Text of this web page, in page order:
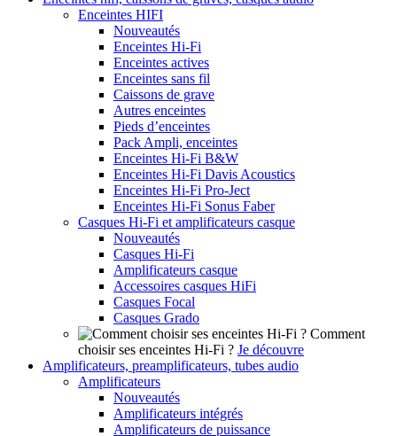
Enceintes HIFI
Nouveautés
Enceintes Hi-Fi
Enceintes actives
Enceintes sans fil
Caissons de grave
Autres enceintes
Pieds d’enceintes
Pack Ampli, enceintes
Enceintes Hi-Fi B&W
Enceintes Hi-Fi Davis Acoustics
Enceintes Hi-Fi Pro-Ject
Enceintes Hi-Fi Sonus Faber
Casques Hi-Fi et amplificateurs casque
Nouveautés
Casques Hi-Fi
Amplificateurs casque
Accessoires casques HiFi
Casques Focal
Casques Grado
Comment
choisir ses enceintes Hi-Fi ? Je découvre
Amplificateurs, preamplificateurs, tubes audio
Amplificateurs
Nouveautés
Amplificateurs intégrés
Amplificateurs de puissance